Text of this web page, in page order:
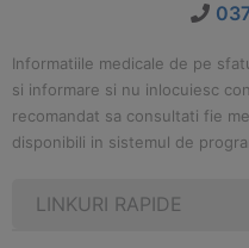
Informatiile medicale de pe
si informare si nu inlocuiesc
recomandat sa consultati fie
disponibili in sistemul de
LINKURI RAPIDE